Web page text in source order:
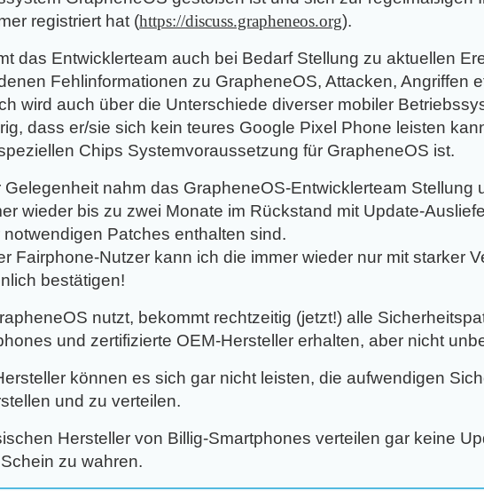
registriert hat (https://discuss.grapheneos.org).
das Entwicklerteam auch bei Bedarf Stellung zu aktuellen
Fehlinformationen zu GrapheneOS, Attacken, Angriffen
wird auch über die Unterschiede diverser mobiler
dass er/sie sich kein teures Google Pixel Phone leisten
Chips Systemvoraussetzung für GrapheneOS ist.
Gelegenheit nahm das GrapheneOS-Entwicklerteam Stellung
wieder bis zu zwei Monate im Rückstand mit Update-
notwendigen Patches enthalten sind.
Fairphone-Nutzer kann ich die immer wieder nur mit starker
bestätigen!
nutzt, bekommt rechtzeitig (jetzt!) alle
und zertifizierte OEM-Hersteller erhalten, aber nicht
können es sich gar nicht leisten, die aufwendigen
und zu verteilen.
Hersteller von Billig-Smartphones verteilen gar keine
zu wahren.